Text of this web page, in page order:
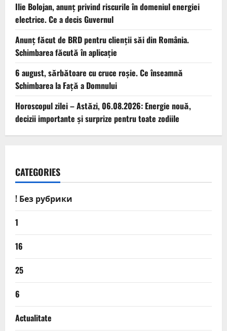
Ilie Bolojan, anunț privind riscurile în domeniul energiei
electrice. Ce a decis Guvernul
Anunț făcut de BRD pentru clienții săi din România.
Schimbarea făcută în aplicație
6 august, sărbătoare cu cruce roșie. Ce înseamnă
Schimbarea la Față a Domnului
Horoscopul zilei – Astăzi, 06.08.2026: Energie nouă,
decizii importante și surprize pentru toate zodiile
CATEGORIES
! Без рубрики
1
16
25
6
Actualitate